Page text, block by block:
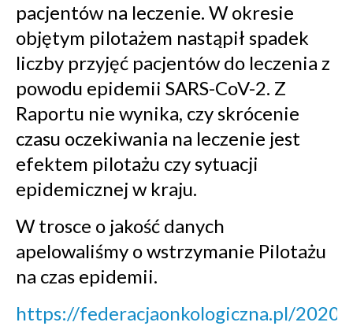
pacjentów na leczenie. W okresie
objętym pilotażem nastąpił spadek
liczby przyjęć pacjentów do leczenia z
powodu epidemii SARS-CoV-2. Z
Raportu nie wynika, czy skrócenie
czasu oczekiwania na leczenie jest
efektem pilotażu czy sytuacji
epidemicznej w kraju.
W trosce o jakość danych
apelowaliśmy o wstrzymanie Pilotażu
na czas epidemii.
https://federacjaonkologiczna.pl/